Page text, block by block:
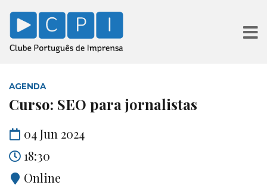
AGENDA
Curso: SEO para jornalistas
04 Jun 2024
18:30
Online